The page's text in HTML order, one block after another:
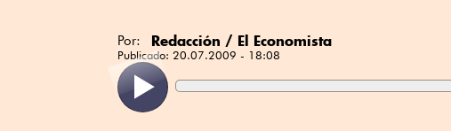
Por: Redacción / El Economista
Publicado: 20.07.2009 - 18:08